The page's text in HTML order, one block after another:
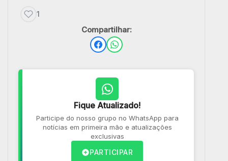
1
Compartilhar:
Fique Atualizado!
Participe do nosso grupo no WhatsApp para
notícias em primeira mão e atualizações
exclusivas
PARTICIPAR